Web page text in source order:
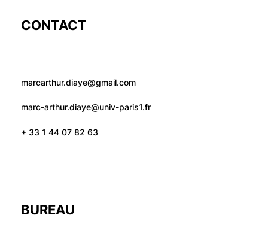
CONTACT
marcarthur.diaye@gmail.com
marc-arthur.diaye@univ-paris1.fr
+ 33 1 44 07 82 63
BUREAU